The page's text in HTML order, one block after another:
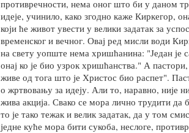
противречности, нема оног што би у даном
идеје, учинило, како згодно каже Киркегор,
који ће живот увести у велики задатак за
временског и вечног. Овај ред мисли води
на свету уопште нема хришћанина: "Један је
онај ко је био узрок хришћанства." А
живе од тога што је Христос био распет".
о жртвовању за идеју. Али то, наравно, није
жива акција. Свако се мора лично трудити да
то је тако тежак и велик задатак, да у том
једне куће мора бити сукоба, неслоге,